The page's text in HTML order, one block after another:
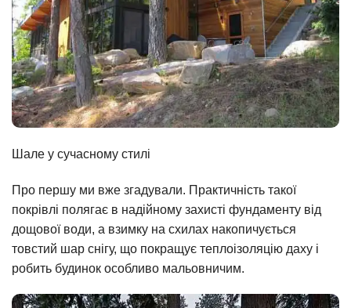
Шале у сучасному стилі
Про першу ми вже згадували. Практичність такої
покрівлі полягає в надійному захисті фундаменту від
дощової води, а взимку на схилах накопичується
товстий шар снігу, що покращує теплоізоляцію даху і
робить будинок особливо мальовничим.